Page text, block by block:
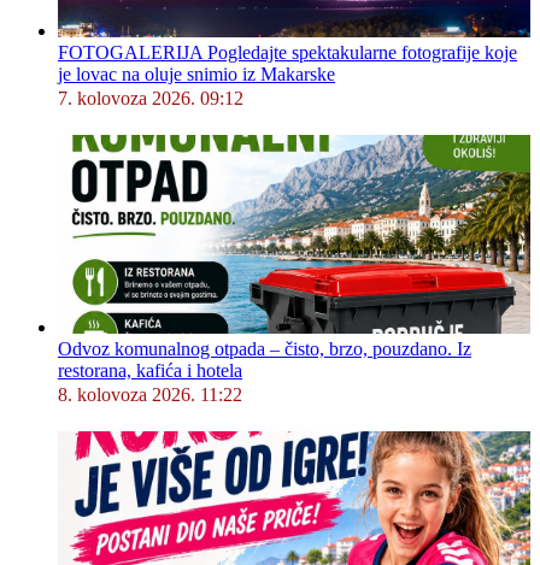
FOTOGALERIJA Pogledajte spektakularne fotografije koje
je lovac na oluje snimio iz Makarske
7. kolovoza 2026. 09:12
Odvoz komunalnog otpada – čisto, brzo, pouzdano. Iz
restorana, kafića i hotela
8. kolovoza 2026. 11:22